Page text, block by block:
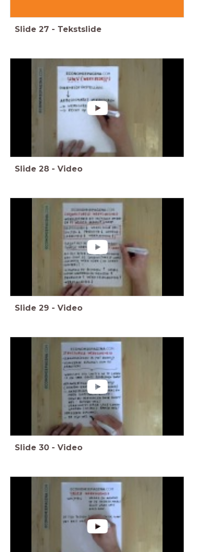
Slide 27 - Tekstslide
Slide 28 - Video
Slide 29 - Video
Slide 30 - Video